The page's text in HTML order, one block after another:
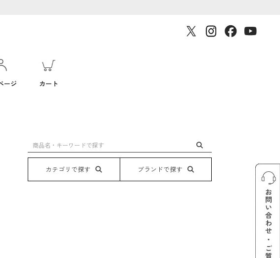
ージ カート
カテゴリで探す ブランドで探す